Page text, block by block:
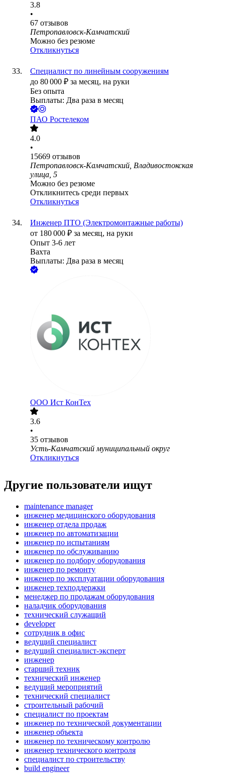
3.8
•
67 отзывов
Петропавловск-Камчатский
Можно без резюме
Откликнуться
Специалист по линейным сооружениям
до 80 000 ₽ за месяц, на руки
Без опыта
Выплаты: Два раза в месяц
ПАО Ростелеком
4.0
•
15669 отзывов
Петропавловск-Камчатский, Владивостокская
улица, 5
Можно без резюме
Откликнитесь среди первых
Откликнуться
Инженер ПТО (Электромонтажные работы)
от 180 000 ₽ за месяц, на руки
Опыт 3-6 лет
Вахта
Выплаты: Два раза в месяц
ООО Ист КонТех
3.6
•
35 отзывов
Усть-Камчатский муниципальный округ
Откликнуться
Другие пользователи ищут
maintenance manager
инженер медицинского оборудования
инженер отдела продаж
инженер по автоматизации
инженер по испытаниям
инженер по обслуживанию
инженер по подбору оборудования
инженер по ремонту
инженер по эксплуатации оборудования
инженер техподдержки
менеджер по продажам оборудования
наладчик оборудования
технический служащий
developer
сотрудник в офис
ведущий специалист
ведущий специалист-эксперт
инженер
старший техник
технический инженер
ведущий мероприятий
технический специалист
строительный рабочий
специалист по проектам
инженер по технической документации
инженер объекта
инженер по техническому контролю
инженер технического контроля
специалист по строительству
build engineer